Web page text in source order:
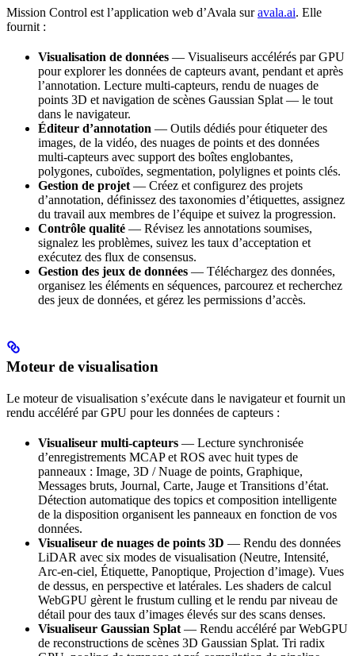
Mission Control est l’application web d’Avala suravala.ai. Elle
fournit :
Visualisation de données — Visualiseurs accélérés par GPU
pour explorer les données de capteurs avant, pendant et après
l’annotation. Lecture multi-capteurs, rendu de nuages de
points 3D et navigation de scènes Gaussian Splat — le tout
dans le navigateur.
Éditeur d’annotation — Outils dédiés pour étiqueter des
images, de la vidéo, des nuages de points et des données
multi-capteurs avec support des boîtes englobantes,
polygones, cuboïdes, segmentation, polylignes et points clés.
Gestion de projet— Créez et configurez des projets
d’annotation, définissez des taxonomies d’étiquettes, assignez
du travail aux membres de l’équipe et suivez la progression.
Contrôle qualité — Révisez les annotations soumises,
signalez les problèmes, suivez les taux d’acceptation et
exécutez des flux de consensus.
Gestion des jeux de données — Téléchargez des données,
organisez les éléments en séquences, parcourez et recherchez
des jeux de données, et gérez les permissions d’accès.
Moteur de visualisation
Le moteur de visualisation s’exécute dans le navigateur et fournit un
rendu accéléré par GPU pour les données de capteurs :
Visualiseur multi-capteurs — Lecture synchronisée
d’enregistrements MCAP et ROS avec huit types de
panneaux : Image, 3D / Nuage de points, Graphique,
Messages bruts, Journal, Carte, Jauge et Transitions d’état.
Détection automatique des topics et composition intelligente
de la disposition organisent les panneaux en fonction de vos
données.
Visualiseur de nuages de points 3D — Rendu des données
LiDAR avec six modes de visualisation (Neutre, Intensité,
Arc-en-ciel, Étiquette, Panoptique, Projection d’image). Vues
de dessus, en perspective et latérales. Les shaders de calcul
WebGPU gèrent le frustum culling et le rendu par niveau de
détail pour des taux d’images élevés sur des scans denses.
Visualiseur Gaussian Splat — Rendu accéléré par WebGPU
de reconstructions de scènes 3D Gaussian Splat. Tri radix